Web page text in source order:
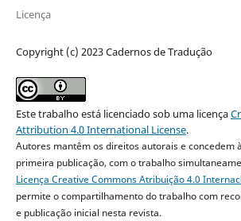
Licença
Copyright (c) 2023 Cadernos de Tradução
Este trabalho está licenciado sob uma licença
Attribution 4.0 International License.
Autores mantêm os direitos autorais e concedem
primeira publicação, com o trabalho
Licença Creative Commons Atribuição 4.0
permite o compartilhamento do trabalho com
e publicação inicial nesta revista.